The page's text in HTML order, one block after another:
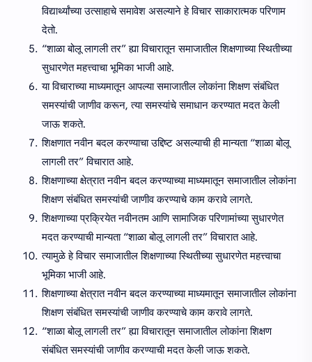
विद्यार्थ्यांच्या उत्साहाचे समावेश असल्याने हे विचार साकारात्मक परिणाम
देतो.
“शाळा बोलू लागली तर” ह्या विचारातून समाजातील शिक्षणाच्या स्थितीच्या
सुधारणेत महत्त्वाचा भूमिका भाजी आहे.
या विचाराच्या माध्यमातून आपल्या समाजातील लोकांना शिक्षण संबंधित
समस्यांची जाणीव करून, त्या समस्यांचे समाधान करण्यात मदत केली
जाऊ शकते.
शिक्षणात नवीन बदल करण्याचा उद्दिष्ट असल्याची ही मान्यता “शाळा बोलू
लागली तर” विचारात आहे.
शिक्षणाच्या क्षेत्रात नवीन बदल करण्याच्या माध्यमातून समाजातील लोकांना
शिक्षण संबंधित समस्यांची जाणीव करण्याचे काम करावे लागते.
शिक्षणाच्या प्रक्रियेत नवीनतम आणि सामाजिक परिणामांच्या सुधारणेत
मदत करण्याची मान्यता “शाळा बोलू लागली तर” विचारात आहे.
त्यामुळे हे विचार समाजातील शिक्षणाच्या स्थितीच्या सुधारणेत महत्त्वाचा
भूमिका भाजी आहे.
शिक्षणाच्या क्षेत्रात नवीन बदल करण्याच्या माध्यमातून समाजातील लोकांना
शिक्षण संबंधित समस्यांची जाणीव करण्याचे काम करावे लागते.
“शाळा बोलू लागली तर” ह्या विचारातून समाजातील लोकांना शिक्षण
संबंधित समस्यांची जाणीव करण्याची मदत केली जाऊ शकते.